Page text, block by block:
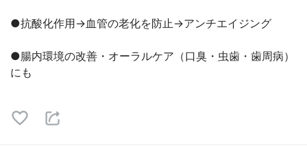
●抗酸化作用→血管の老化を防止→アンチエイジング
●腸内環境の改善・オーラルケア（口臭・虫歯・歯周病）
にも